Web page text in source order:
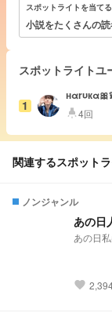
スポットライトを当てる
小説をたくさんの
スポットライトユ
1 highlight4回
関連するスポット
ノンジャンル
あの日
あの日
favorite